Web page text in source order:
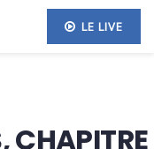
LE LIVE
CHAPITRE